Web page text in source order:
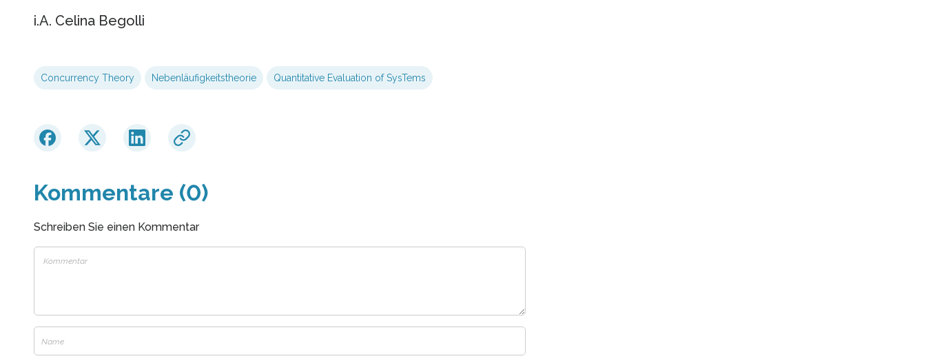
i.A. Celina Begolli
Concurrency Theory Nebenläufigkeitstheorie Quantitative Evaluation of SysTems
Kommentare (0)
Schreiben Sie einen Kommentar